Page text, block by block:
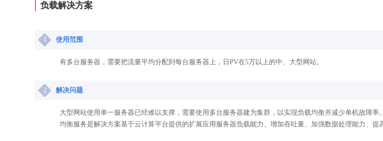
负载解决方案
1 使用范围
有多台服务器，需要把流量平均分配到每台服务器上，日PV在5万以上的中、大型网站。
2 解决问题
大型网站使用单一服务器已经难以支撑，需要使用多台服务器建为集群，以实现负载均衡并减少单机故障
均衡服务是解决方案基于云计算平台提供的扩展应用服务器负载能力、增加吞吐量、加强数据处理能力、提